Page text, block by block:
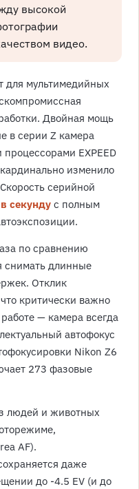
высокой
видео.
для мультимедийных
Двойная мощь
в серии Z камера
EXPEED
изменило
серийной
секунду с полным
по сравнению
снимать длинные
Отклик
критически важно
— камера всегда
автофокус
Nikon Z6
273 фазовые
людей и животных
AF).
даже
до -4.5 EV (и до